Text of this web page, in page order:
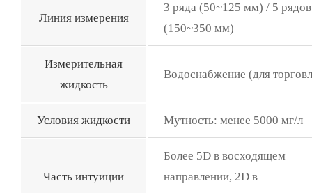
Линия измерения
3 ряда (50~125 мм) / 5 рядов
(150~350 мм)
Измерительная
жидкость
Водоснабжение (для
Условия жидкости Мутность: менее 5000 мг/л
Часть интуиции
Более 5D в восходящем
направлении, 2D в